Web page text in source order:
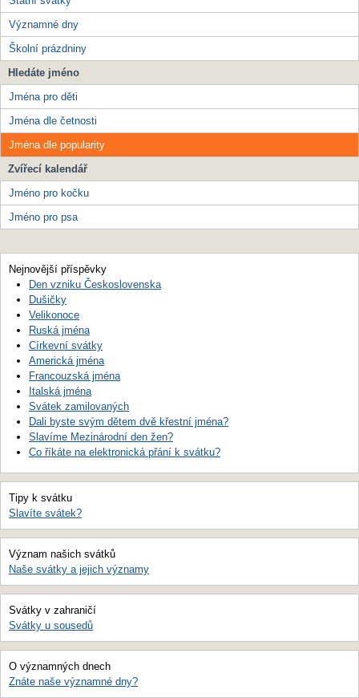
Významné dny
Školní prázdniny
Hledáte jméno
Jména pro děti
Jména dle četnosti
Jména dle popularity
Zvířecí kalendář
Jméno pro kočku
Jméno pro psa
Nejnovější příspěvky
Den vzniku Československa
Dušičky
Velikonoce
Ruská jména
Církevní svátky
Americká jména
Francouzská jména
Italská jména
Svátek zamilovaných
Dali byste svým dětem dvě křestní jména?
Slavíme Mezinárodní den žen?
Co říkáte na elektronická přání k svátku?
Tipy k svátku
Slavíte svátek?
Význam našich svátků
Naše svátky a jejich významy
Svátky v zahraničí
Svátky u sousedů
O významných dnech
Znáte naše významné dny?